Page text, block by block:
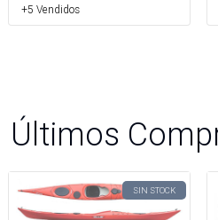
+5 Vendidos
Últimos
SIN STOCK